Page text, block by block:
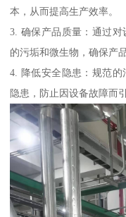
本，从而提高生产效率。
3. 确保产品质量：通过
的污垢和微生物，确保产
4. 降低安全隐患：规范
隐患，防止因设备故障而